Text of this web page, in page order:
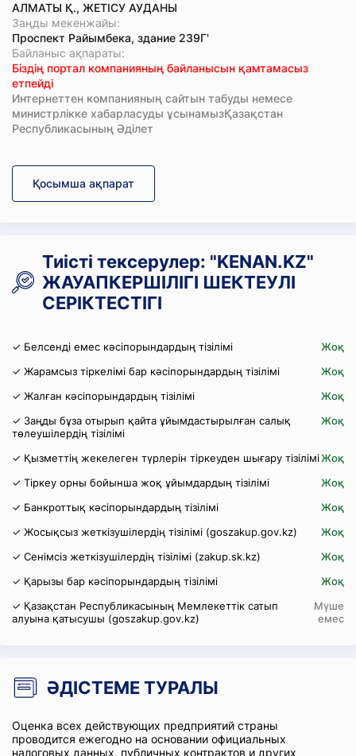
АЛМАТЫ Қ., ЖЕТІСУ АУДАНЫ
Заңды мекенжайы:
Проспект Райымбека, здание 239Г'
Байланыс ақпараты:
Біздің портал компанияның байланысын қамтамасыз
етпейді
Интернеттен компанияның сайтын табуды немесе
министрлікке хабарласуды ұсынамызҚазақстан
Республикасының Әділет
Қосымша ақпарат
Тиісті тексерулер: "KENAN.KZ"
ЖАУАПКЕРШІЛІГІ ШЕКТЕУЛІ
СЕРІКТЕСТІГІ
✓ Белсенді емес кәсіпорындардың тізілімі
Жоқ
✓ Жарамсыз тіркелімі бар кәсіпорындардың тізілімі
Жоқ
✓ Жалған кәсіпорындардың тізілімі
Жоқ
✓ Заңды бұза отырып қайта ұйымдастырылған салық
төлеушілердің тізілімі
Жоқ
✓ Қызметтің жекелеген түрлерін тіркеуден шығару тізіліміЖоқ
✓ Тіркеу орны бойынша жоқ ұйымдардың тізілімі
Жоқ
✓ Банкроттық кәсіпорындардың тізілімі
Жоқ
✓ Жосықсыз жеткізушілердің тізілімі (goszakup.gov.kz)
Жоқ
✓ Сенімсіз жеткізушілердің тізілімі (zakup.sk.kz)
Жоқ
✓ Қарызы бар кәсіпорындардың тізілімі
Жоқ
✓ Қазақстан Республикасының Мемлекеттік сатып
алуына қатысушы (goszakup.gov.kz)
Мүше
емес
ӘДІСТЕМЕ ТУРАЛЫ
Оценка всех действующих предприятий страны
проводится ежегодно на основании официальных
налоговых данных, публичных контрактов и других